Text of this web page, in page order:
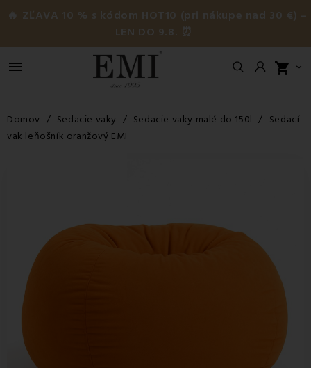
🔥 ZĽAVA 10 % s kódom HOT10 (pri nákupe nad 30 €) –
LEN DO 9.8. ⏰
 shopping_cart 
Domov Sedacie vaky Sedacie vaky malé do 150l
Sedací
vak leňošník oranžový EMI